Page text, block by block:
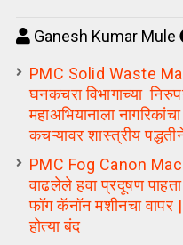
Ganesh Kumar Mule
PMC Solid Waste
घनकचरा विभागाच्या
महाअभियानाला
कचऱ्यावर शास्त्रीय
PMC Fog Canon
वाढलेले हवा प्रदूषण
फॉग कॅनॉन मशीनचा वापर
होत्या बंद